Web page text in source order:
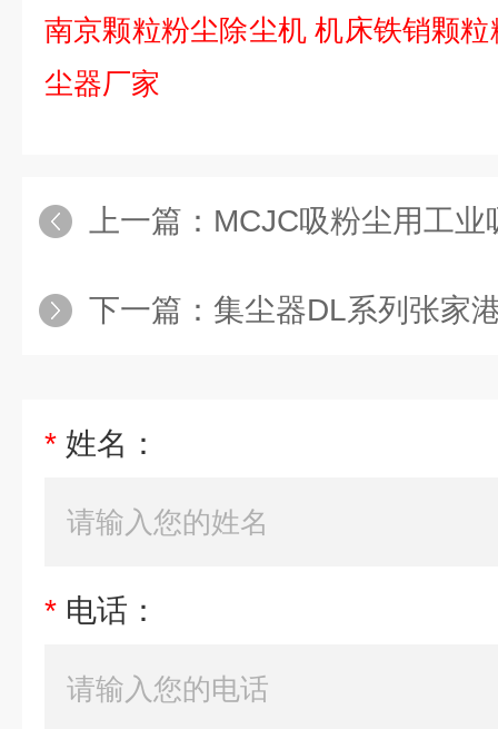
南京颗粒粉尘除尘机 机床铁销颗
尘器厂家
上一篇： MCJC吸粉尘用工业
下一篇： 集尘器DL系列张家
* 姓名：
* 电话：